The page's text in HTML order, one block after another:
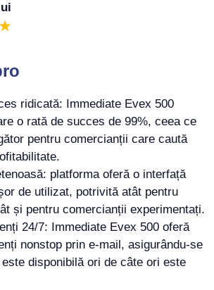
ridicată: Immediate Evex 500
o rată de succes de 99%, ceea ce
pentru comercianții care caută
platforma oferă o interfață
de utilizat, potrivită atât pentru
și pentru comercianții experimentați.
24/7: Immediate Evex 500 oferă
nonstop prin e-mail, asigurându-se
disponibilă ori de câte ori este